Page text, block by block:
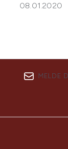
08.01.2020
MELDE